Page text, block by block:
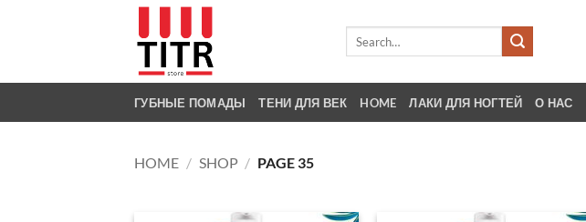
ГУБНЫЕ ПОМАДЫ ТЕНИ ДЛЯ ВЕК HOME ЛАКИ ДЛЯ НОГТЕЙ О НАС
HOME / SHOP / PAGE 35